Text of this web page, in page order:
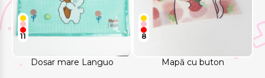
Dosar mare Languo
11
Mapă cu buton
8